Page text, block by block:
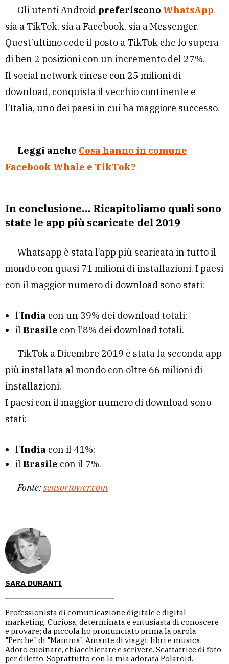
SARA DURANTI
Professionista di comunicazione digitale e digital
marketing. Curiosa, determinata e entusiasta di conoscere
e provare; da piccola ho pronunciato prima la parola
"Perché" di "Mamma". Amante di viaggi, libri e musica.
Adoro cucinare, chiacchierare e scrivere. Scattatrice di foto
per diletto. Soprattutto con la mia adorata Polaroid.
Gli utenti Android preferiscono WhatsApp
sia a TikTok, sia a Facebook, sia a Messenger.
Quest’ultimo cede il posto a TikTok che lo supera
di ben 2 posizioni con un incremento del 27%.
Il social network cinese con 25 milioni di
download, conquista il vecchio continente e
l’Italia, uno dei paesi in cui ha maggiore successo.
Leggi anche Cosa hanno in comune
Facebook Whale e TikTok?
In conclusione… Ricapitoliamo quali sono
state le app più scaricate del 2019
Whatsapp è stata l’app più scaricata in tutto il
mondo con quasi 71 milioni di installazioni. I paesi
con il maggior numero di download sono stati:
l’India con un 39% dei download totali;
il Brasile con l’8% dei download totali.
TikTok a Dicembre 2019 è stata la seconda app
più installata al mondo con oltre 66 milioni di
installazioni.
I paesi con il maggior numero di download sono
stati:
l’India con il 41%;
il Brasile con il 7%.
Fonte:sensortower.com